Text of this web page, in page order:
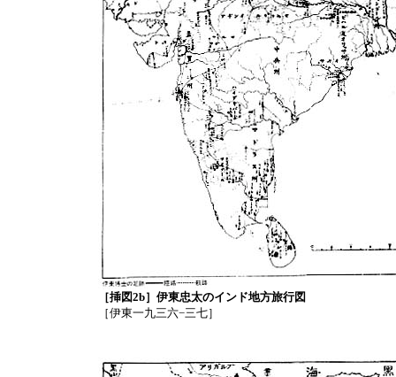
［挿図2b］伊東忠太のインド地方旅行図
［伊東一九三六−三七］